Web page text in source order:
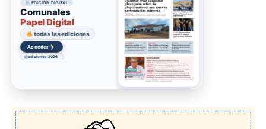
EDICIÓN DIGITAL
Comunales
Papel Digital
todas las ediciones
Acceder→
ediciones 2026